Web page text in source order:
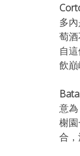
多
萄
自
飲巔
意
榭
合，